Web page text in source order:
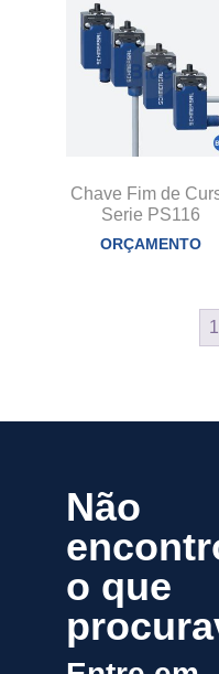
Chave Fim de
Serie PS116
ORÇAMENTO
1
Não
o que